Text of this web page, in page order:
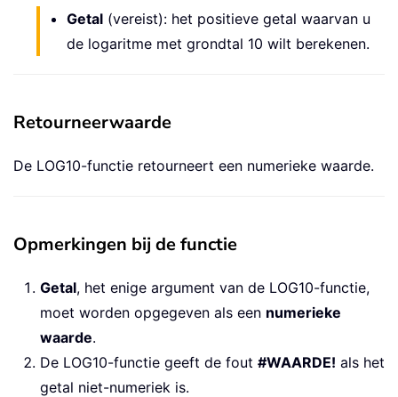
Getal (vereist): het positieve getal waarvan u
de logaritme met grondtal 10 wilt berekenen.
Retourneerwaarde
De LOG10-functie retourneert een numerieke waarde.
Opmerkingen bij de functie
Getal, het enige argument van de LOG10-functie,
moet worden opgegeven als een numerieke
waarde.
De LOG10-functie geeft de fout #WAARDE! als het
getal niet-numeriek is.